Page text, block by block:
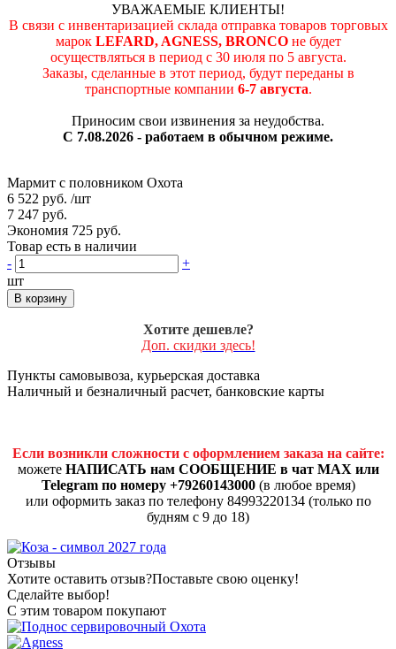
УВАЖАЕМЫЕ КЛИЕНТЫ!
В связи с инвентаризацией склада отправка товаров торговых
марок LEFARD, AGNESS, BRONCOне будет
осуществляться в период c 30 июля по 5 августа.
Заказы, сделанные в этот период, будут переданы в
транспортные компании 6-7 августа.
Приносим свои извинения за неудобства.
С 7.08.2026 - работаем в обычном режиме.
Мармит с половником Охота
6 522 руб. /шт
7 247 руб.
Экономия 725 руб.
Товар есть в наличии
-
+
шт
В корзину
Хотите дешевле?
Доп. скидки здесь!
Пункты самовывоза, курьерская доставка
Наличный и безналичный расчет, банковские карты
Если возникли сложности с оформлением заказа на сайте:
можете НАПИСАТЬ нам СООБЩЕНИЕ в чат MAX или
Telegram по номеру +79260143000(в любое время)
или оформить заказ по телефону 84993220134 (только по
будням с 9 до 18)
Отзывы
Хотите оставить отзыв?Поставьте свою оценку!
Сделайте выбор!
С этим товаром покупают